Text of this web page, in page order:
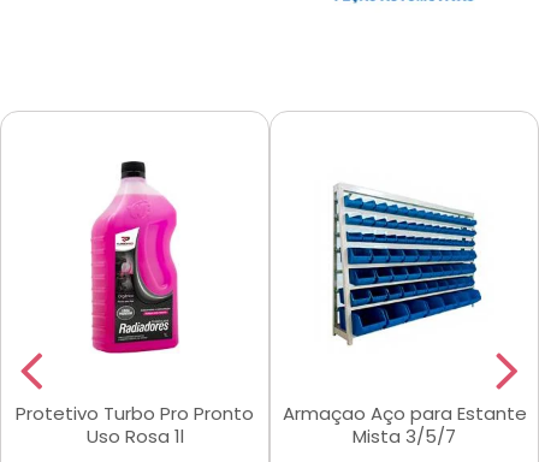
Protetivo Turbo Pro Pronto
Uso Rosa 1l
Armaçao Aço para Estante
Mista 3/5/7